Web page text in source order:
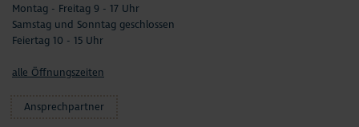
Montag - Freitag 9 - 17 Uhr
Samstag und Sonntag geschlossen
Feiertag 10 - 15 Uhr
alle Öffnungszeiten
Ansprechpartner